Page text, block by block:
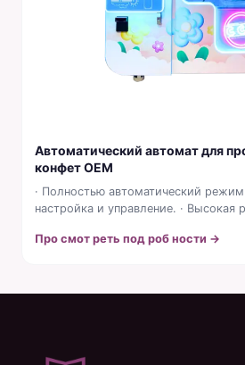
Автоматический автомат для
конфет OEM
· Полностью автоматический
настройка и управление. · Высокая
Про смот реть под роб ности →